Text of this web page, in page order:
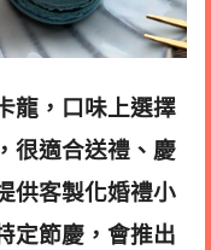
龍，口味上選擇
很適合送禮、慶
供客製化婚禮小
定節慶，會推出